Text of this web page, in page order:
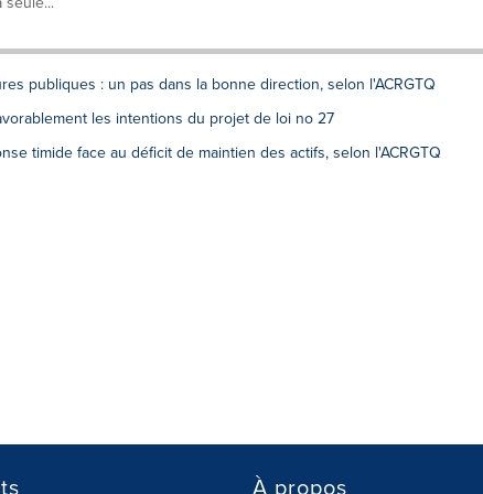
publiques : un pas dans la bonne direction, selon l'ACRGTQ
les intentions du projet de loi no 27
timide face au déficit de maintien des actifs, selon l'ACRGTQ
À propos